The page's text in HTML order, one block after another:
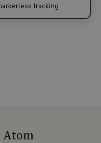
tracking
Atom